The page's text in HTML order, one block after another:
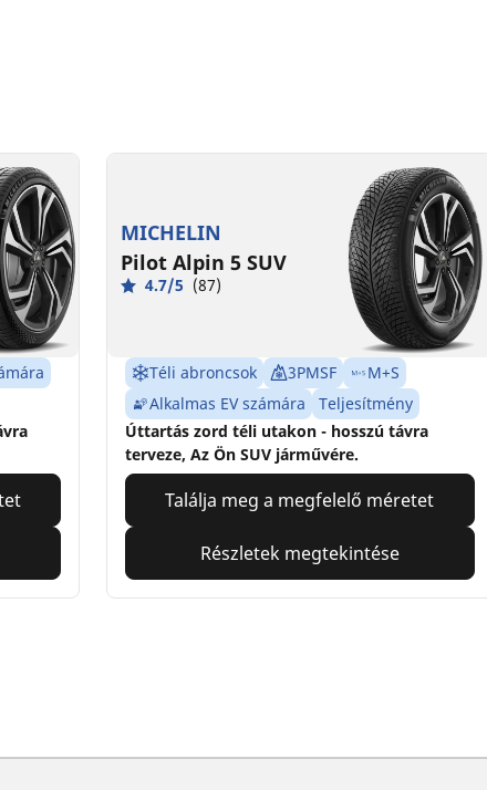
MICHELIN
Pilot Alpin 5 SUV
4.7/5 (87)
Téli abroncsok 3PMSF
M+S
Alkalmas EV számára
Teljesítmény
Úttartás zord téli utakon - hosszú távra
terveze, Az Ön SUV járművére.
Találja meg a megfelelő méretet
Részletek megtekintése